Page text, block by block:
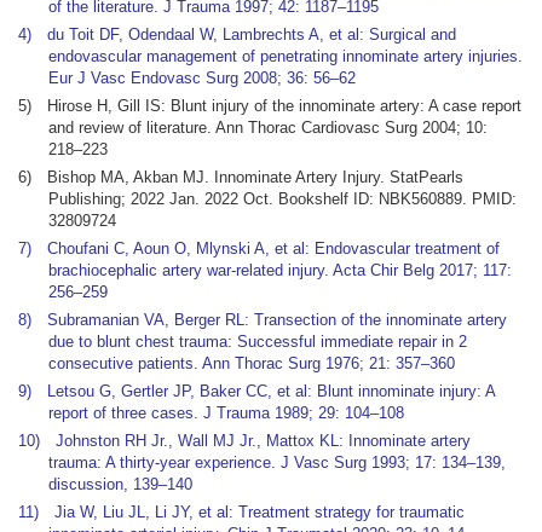
of the literature. J Trauma 1997; 42: 1187–1195
4) du Toit DF, Odendaal W, Lambrechts A, et al: Surgical and
endovascular management of penetrating innominate artery injuries.
Eur J Vasc Endovasc Surg 2008; 36: 56–62
5) Hirose H, Gill IS: Blunt injury of the innominate artery: A case report
and review of literature. Ann Thorac Cardiovasc Surg 2004; 10:
218–223
6) Bishop MA, Akban MJ. Innominate Artery Injury. StatPearls
Publishing; 2022 Jan. 2022 Oct. Bookshelf ID: NBK560889. PMID:
32809724
7) Choufani C, Aoun O, Mlynski A, et al: Endovascular treatment of
brachiocephalic artery war-related injury. Acta Chir Belg 2017; 117:
256–259
8) Subramanian VA, Berger RL: Transection of the innominate artery
due to blunt chest trauma: Successful immediate repair in 2
consecutive patients. Ann Thorac Surg 1976; 21: 357–360
9) Letsou G, Gertler JP, Baker CC, et al: Blunt innominate injury: A
report of three cases. J Trauma 1989; 29: 104–108
10) Johnston RH Jr., Wall MJ Jr., Mattox KL: Innominate artery
trauma: A thirty-year experience. J Vasc Surg 1993; 17: 134–139,
discussion, 139–140
11) Jia W, Liu JL, Li JY, et al: Treatment strategy for traumatic